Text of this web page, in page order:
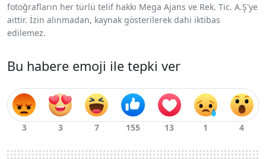
fotoğrafların her türlü telif hakkı Mega Ajans ve Rek. Tic. A.Ş'ye
aittir. İzin alınmadan, kaynak gösterilerek dahi iktibas
edilemez.
Bu habere emoji ile tepki ver